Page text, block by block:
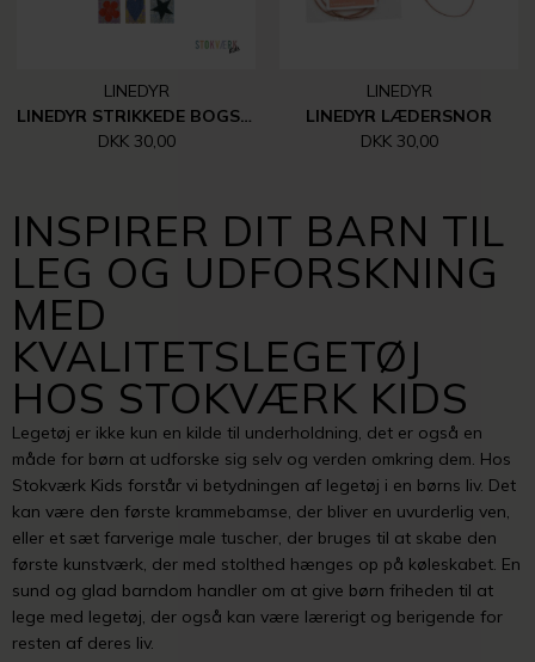
LINEDYR
LINEDYR STRIKKEDE BOGSTAVER, TAL MM.
DKK 30,00
LINEDYR
LINEDYR LÆDERSNOR
DKK 30,00
INSPIRER DIT BARN TIL
LEG OG UDFORSKNING
MED
KVALITETSLEGETØJ
HOS STOKVÆRK KIDS
Legetøj er ikke kun en kilde til underholdning, det er også en
måde for børn at udforske sig selv og verden omkring dem. Hos
Stokværk Kids forstår vi betydningen af legetøj i en børns liv. Det
kan være den første krammebamse, der bliver en uvurderlig ven,
eller et sæt farverige male tuscher, der bruges til at skabe den
første kunstværk, der med stolthed hænges op på køleskabet. En
sund og glad barndom handler om at give børn friheden til at
lege med legetøj, der også kan være lærerigt og berigende for
resten af deres liv.